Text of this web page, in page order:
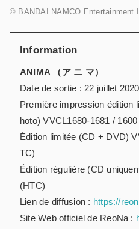
© BANDAI NAMCO Entertainment
Information
ANIMA （ア ニ マ）
Date de sortie : 22 juillet 2020
Première impression édition
hoto) VVCL1680-1681 /
Édition limitée (CD + DVD)
TC)
Édition régulière (CD
(HTC)
Lien de diffusion : https://
Site Web officiel de ReoNa :